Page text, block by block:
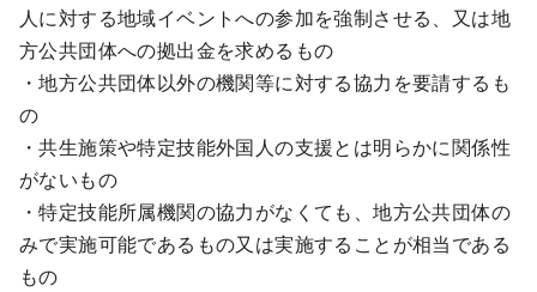
人に対する地域イベントへの参加を強制させる、又は地
方公共団体への拠出金を求めるもの
・地方公共団体以外の機関等に対する協力を要請するも
の
・共生施策や特定技能外国人の支援とは明らかに関係性
がないもの
・特定技能所属機関の協力がなくても、地方公共団体の
みで実施可能であるもの又は実施することが相当である
もの